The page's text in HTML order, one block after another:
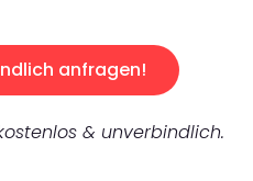
anfragen!
& unverbindlich.